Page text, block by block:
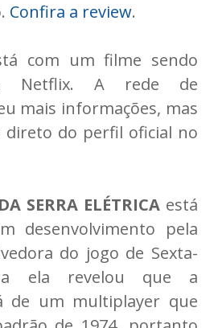
Confira a review.
com um filme sendo
Netflix. A rede de
mais informações, mas
direto do perfil oficial no
SERRA ELÉTRICA está
desenvolvimento pela
do jogo de Sexta-
ela revelou que a
de um multiplayer que